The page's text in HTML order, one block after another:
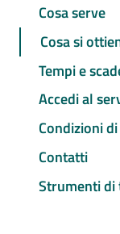
Cosa serve
Cosa si
Tempi e
Accedi al
Condizioni
Contatti
Strumenti di